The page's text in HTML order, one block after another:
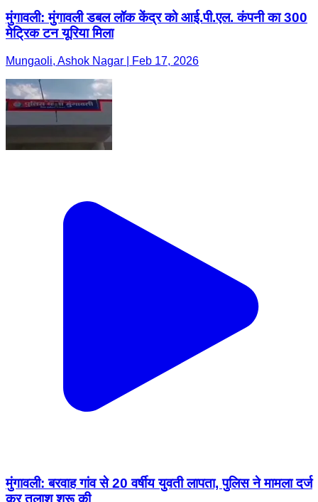
मुंगावली: मुंगावली डबल लॉक केंद्र को आई.पी.एल. कंपनी का 300
मेट्रिक टन यूरिया मिला
Mungaoli, Ashok Nagar | Feb 17, 2026
मुंगावली: बरवाह गांव से 20 वर्षीय युवती लापता, पुलिस ने मामला दर्ज
कर तलाश शुरू की